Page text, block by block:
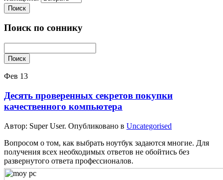
Поиск
Поиск по соннику
Поиск
Фев 13
Десять проверенных секретов покупки
качественного компьютера
Автор: Super User. Опубликовано в Uncategorised
Вопросом о том, как выбрать ноутбук задаются многие. Для
получения всех необходимых ответов не обойтись без
развернутого ответа профессионалов.